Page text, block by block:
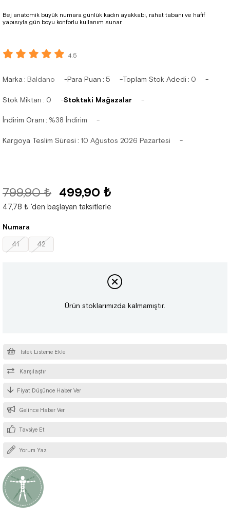
Bej anatomik büyük numara günlük kadın ayakkabı, rahat tabanı ve hafif
yapısıyla gün boyu konforlu kullanım sunar.
4.5
Marka: Baldano Para Puan : 5 Toplam Stok Adedi : 0
Stok Miktarı : 0 Stoktaki Mağazalar
İndirim Oranı : %38 İndirim
Kargoya Teslim Süresi : 10 Ağustos 2026 Pazartesi
799,90 ₺ 499,90 ₺
47,78 ₺ 'den başlayan taksitlerle
Numara
41 42
Ürün stoklarımızda kalmamıştır.
İstek Listeme Ekle
Karşılaştır
Fiyat Düşünce Haber Ver
Gelince Haber Ver
Tavsiye Et
Yorum Yaz